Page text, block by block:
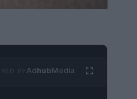
AdhubMedia